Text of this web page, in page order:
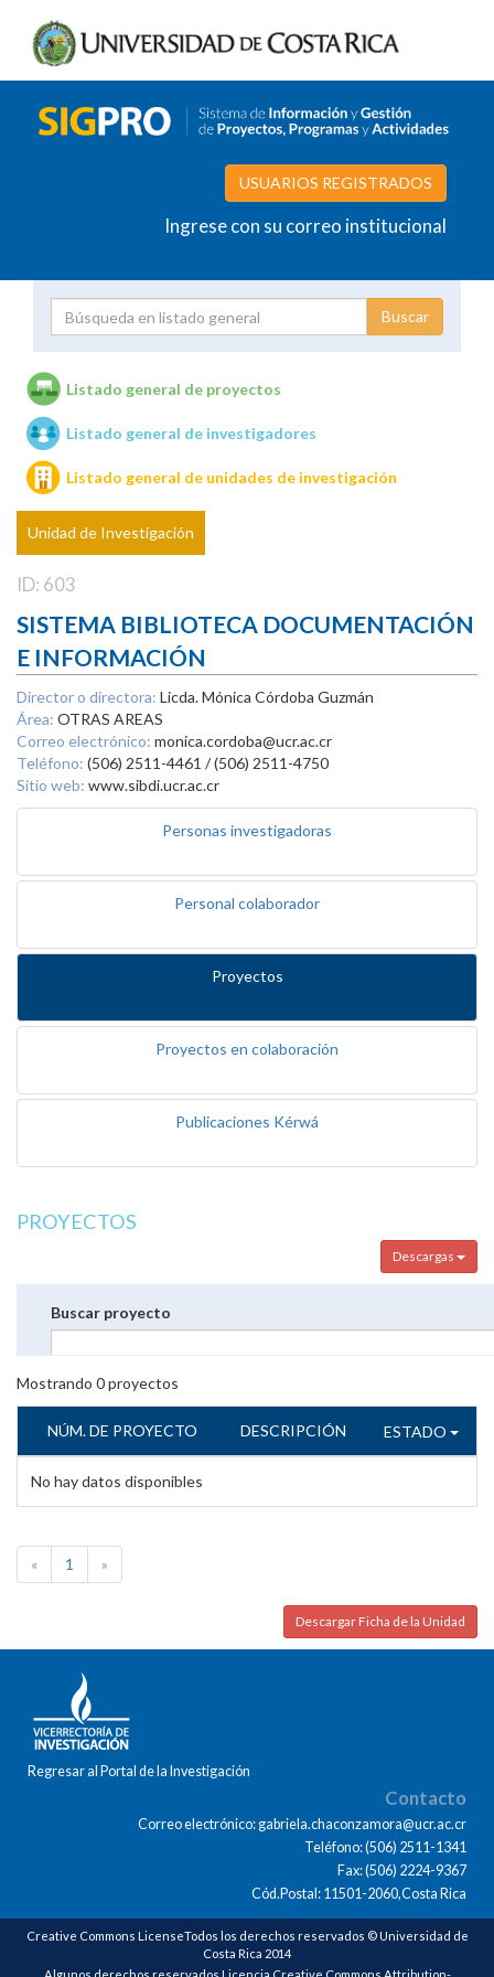
USUARIOS REGISTRADOS
Ingrese con su correo institucional
Unidades de investigación
Listado general de proyectos
Listado general de investigadores
Listado general de unidades de investigación
Unidad de Investigación
ID: 603
SISTEMA BIBLIOTECA DOCUMENTACIÓN
E INFORMACIÓN
Director o directora: Licda. Mónica Córdoba Guzmán
Área: OTRAS AREAS
Correo electrónico: monica.cordoba@ucr.ac.cr
Teléfono: (506) 2511-4461 / (506) 2511-4750
Sitio web: www.sibdi.ucr.ac.cr
Personas investigadoras
Personal colaborador
Proyectos
Proyectos en colaboración
Publicaciones Kérwá
PROYECTOS
Descargas
Buscar proyecto
Mostrando 0proyectos
NÚM. DE PROYECTO DESCRIPCIÓN ESTADO
No hay datos disponibles
« 1 »
Descargar Ficha de la Unidad
Regresar al Portal de la Investigación
Contacto
Correo electrónico: gabriela.chaconzamora@ucr.ac.cr
Teléfono: (506) 2511-1341
Fax: (506) 2224-9367
Cód.Postal: 11501-2060,Costa Rica
Creative Commons LicenseTodos los derechos reservados © Universidad de
Costa Rica 2014